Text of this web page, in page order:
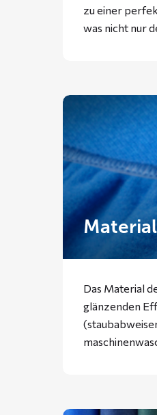
zu einer
was nicht nur
Material
Das Material
glänzenden